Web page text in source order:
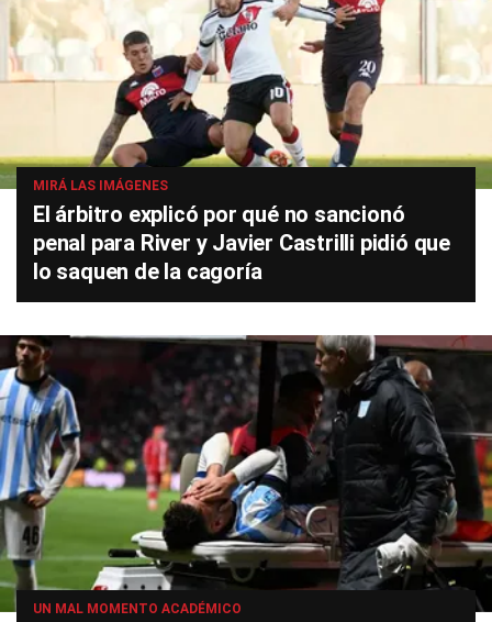
MIRÁ LAS IMÁGENES
El árbitro explicó por qué no sancionó
penal para River y Javier Castrilli pidió que
lo saquen de la cagoría
UN MAL MOMENTO ACADÉMICO